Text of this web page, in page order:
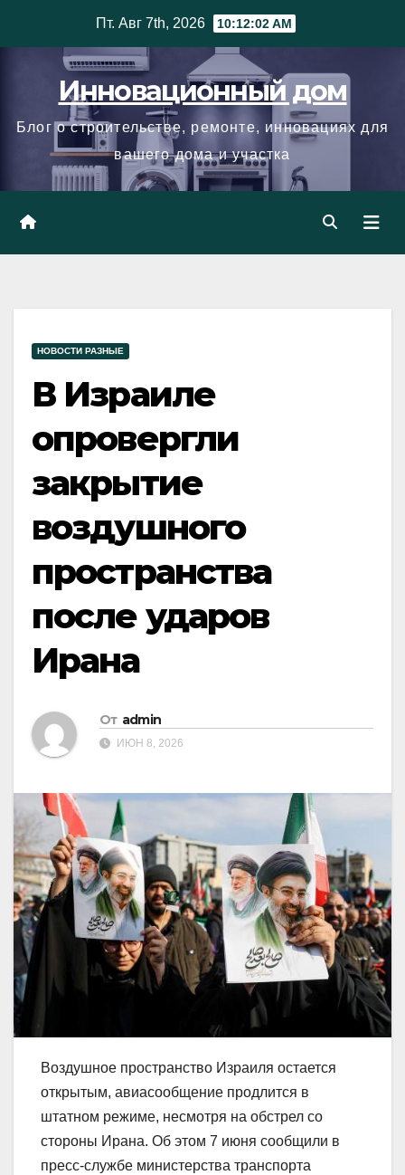
Пт. Авг 7th, 2026 10:12:03 AM
Инновационный дом
Блог о строительстве, ремонте, инновациях для
вашего дома и участка
НОВОСТИ РАЗНЫЕ
В Израиле
опровергли
закрытие
воздушного
пространства
после ударов
Ирана
От admin
ИЮН 8, 2026
Воздушное пространство Израиля остается
открытым, авиасообщение продлится в
штатном режиме, несмотря на обстрел со
стороны Ирана. Об этом 7 июня сообщили в
пресс-службе министерства транспорта